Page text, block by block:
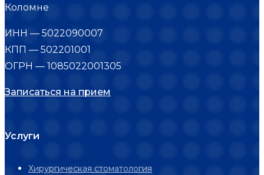
Коломне
ИНН — 5022090007
КПП — 502201001
ОГРН — 1085022001305
Записаться на прием
Услуги
Хирургическая стоматология